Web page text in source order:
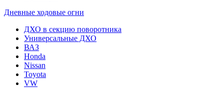
Дневные ходовые огни
ДХО в секцию поворотника
Универсальные ДХО
ВАЗ
Honda
Nissan
Toyota
VW